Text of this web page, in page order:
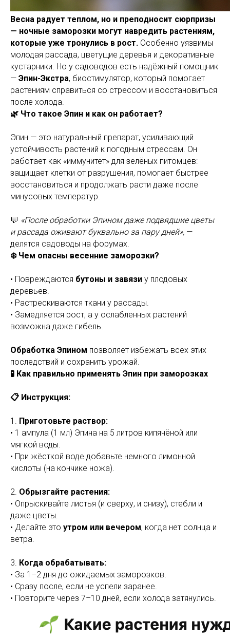
Весна радует теплом, но и преподносит сюрпризы
— ночные заморозки могут навредить растениям,
которые уже тронулись в рост. Особенно уязвимы
молодая рассада, цветущие деревья и декоративные
кустарники. Но у садоводов есть надёжный помощник
— Эпин-Экстра, биостимулятор, который помогает
растениям справиться со стрессом и восстановиться
после холода.
🌿 Что такое Эпин и как он работает?
Эпин — это натуральный препарат, усиливающий
устойчивость растений к погодным стрессам. Он
работает как «иммунитет» для зелёных питомцев:
защищает клетки от разрушения, помогает быстрее
восстановиться и продолжать расти даже после
минусовых температур.
💬 «После обработки Эпином даже подвядшие цветы
и рассада оживают буквально за пару дней», —
делятся садоводы на форумах.
❄️ Чем опасны весенние заморозки?
• Повреждаются бутоны и завязи у плодовых
деревьев.
• Растрескиваются ткани у рассады.
• Замедляется рост, а у ослабленных растений
возможна даже гибель.
Обработка Эпином позволяет избежать всех этих
последствий и сохранить урожай.
🧪 Как правильно применять Эпин при заморозках
📋 Инструкция:
1. Приготовьте раствор:
• 1 ампула (1 мл) Эпина на 5 литров кипячёной или
мягкой воды.
• При жёсткой воде добавьте немного лимонной
кислоты (на кончике ножа).
2. Обрызгайте растения:
• Опрыскивайте листья (и сверху, и снизу), стебли и
даже цветы.
• Делайте это утром или вечером, когда нет солнца и
ветра.
3. Когда обрабатывать:
• За 1–2 дня до ожидаемых заморозков.
• Сразу после, если не успели заранее.
• Повторите через 7–10 дней, если холода затянулись.